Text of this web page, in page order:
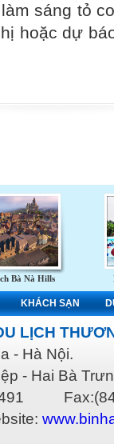
sáng tỏ
hoặc dự
Bà Nà Hills
KHÁCH SẠN
LỊCH
- Hà Nội.
- Hai Bà
491 Fax:(84